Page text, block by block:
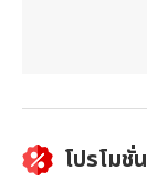
โปรโมชั่น